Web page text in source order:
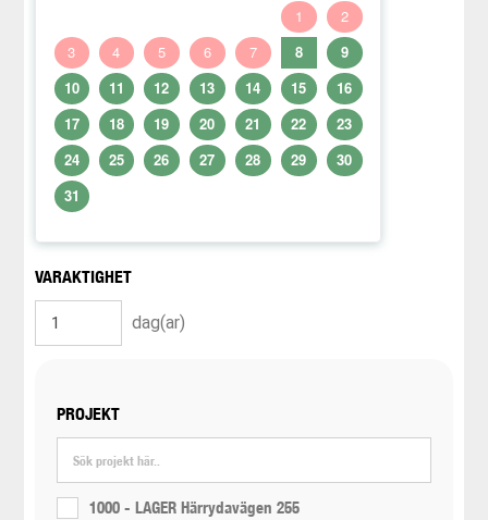
1
2
3
4 5 6 7 8
9
10
11 12 13 14 15
16
17
18 19 20 21 22
23
24
25 26 27 28 29
30
31
VARAKTIGHET
dag(ar)
PROJEKT
1000 - LAGER Härrydavägen 255